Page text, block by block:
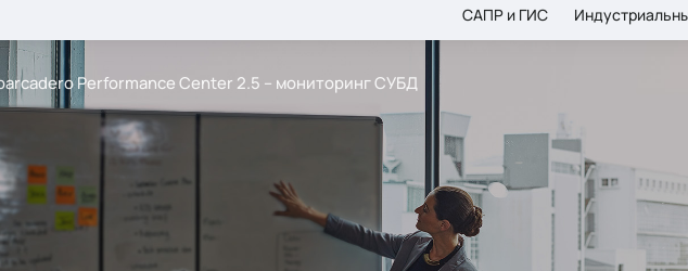
САПР и ГИС
Performance Center 2.5 – мониторинг СУБД